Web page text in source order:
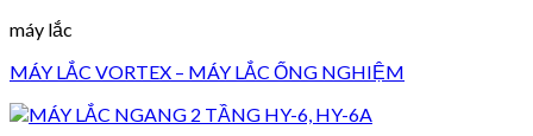
máy lắc
MÁY LẮC VORTEX – MÁY LẮC ỐNG NGHIỆM